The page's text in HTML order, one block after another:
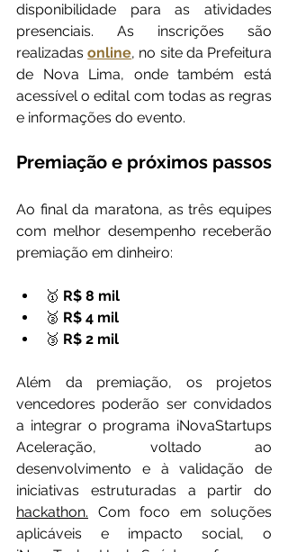
disponibilidade para as atividades
presenciais. As inscrições são
realizadas online, no site da Prefeitura
de Nova Lima, onde também está
acessível o edital com todas as regras
e informações do evento.
Premiação e próximos passos
Ao final da maratona, as três equipes
com melhor desempenho receberão
premiação em dinheiro:
🥇 R$ 8 mil
🥈 R$ 4 mil
🥉 R$ 2 mil
Além da premiação, os projetos
vencedores poderão ser convidados
a integrar o programa iNovaStartups
Aceleração, voltado ao
desenvolvimento e à validação de
hackathon. Com foco em soluções
aplicáveis e impacto social, o